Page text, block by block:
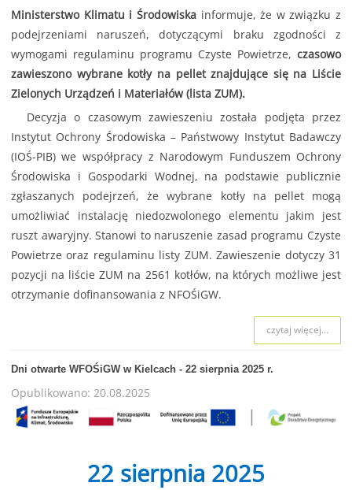
Ministerstwo Klimatu i Środowiskainformuje, że w związku z
podejrzeniami naruszeń, dotyczącymi braku zgodności z
wymogami regulaminu programu Czyste Powietrze,czasowo
zawieszono wybrane kotły na pellet znajdujące się na Liście
Zielonych Urządzeń i Materiałów (lista ZUM).
Decyzja o czasowym zawieszeniu została podjęta przez
Instytut Ochrony Środowiska – Państwowy Instytut Badawczy
(IOŚ-PIB) we współpracy z Narodowym Funduszem Ochrony
Środowiska i Gospodarki Wodnej, na podstawie publicznie
zgłaszanych podejrzeń, że wybrane kotły na pellet mogą
umożliwiać instalację niedozwolonego elementu jakim jest
ruszt awaryjny. Stanowi to naruszenie zasad programu Czyste
Powietrze oraz regulaminu listy ZUM. Zawieszenie dotyczy 31
pozycji na liście ZUM na 2561 kotłów, na których możliwe jest
otrzymanie dofinansowania z NFOŚiGW.
czytaj więcej...
Dni otwarte WFOŚiGW w Kielcach - 22 sierpnia 2025 r.
Opublikowano: 20.08.2025
22 sierpnia 2025